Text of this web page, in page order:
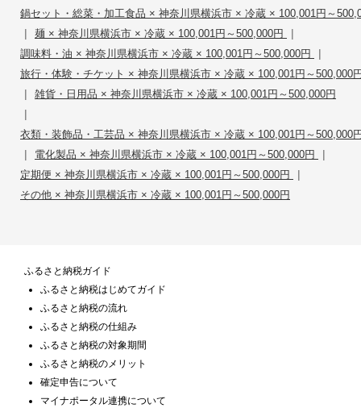
鍋セット・総菜・加工食品 × 神奈川県横浜市 × 冷蔵 × 100,001円～
| 麺 × 神奈川県横浜市 × 冷蔵 × 100,001円～500,000円 |
調味料・油 × 神奈川県横浜市 × 冷蔵 × 100,001円～500,000円 |
旅行・体験・チケット × 神奈川県横浜市 × 冷蔵 × 100,001円～500,000
| 雑貨・日用品 × 神奈川県横浜市 × 冷蔵 × 100,001円～500,000円
|
衣類・装飾品・工芸品 × 神奈川県横浜市 × 冷蔵 × 100,001円～500,000
| 電化製品 × 神奈川県横浜市 × 冷蔵 × 100,001円～500,000円 |
定期便 × 神奈川県横浜市 × 冷蔵 × 100,001円～500,000円 |
その他 × 神奈川県横浜市 × 冷蔵 × 100,001円～500,000円
ふるさと納税ガイド
ふるさと納税はじめてガイド
ふるさと納税の流れ
ふるさと納税の仕組み
ふるさと納税の対象期間
ふるさと納税のメリット
確定申告について
マイナポータル連携について